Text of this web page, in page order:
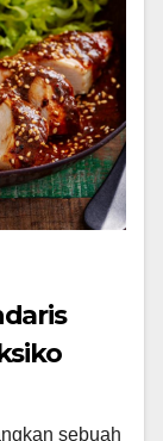
sebuah